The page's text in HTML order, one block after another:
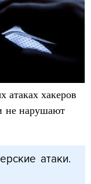
атаках хакеров
не нарушают
атаки.